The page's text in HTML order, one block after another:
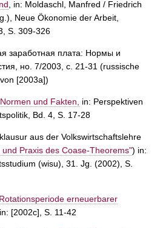
, in: Moldaschl, Manfred / Friedrich
Neue Ökonomie der Arbeit,
S. 309-326
заработная плата: Нормы и
но. 7/2003, с. 21-31 (russische
[2003a])
und Fakten,
in: Perspektiven
Bd. 4, S. 17-28
aus der Volkswirtschaftslehre
Praxis des Coase-Theorems") in:
(wisu), 31. Jg. (2002), S.
erneuerbarer
, in: [2002c], S. 11-42